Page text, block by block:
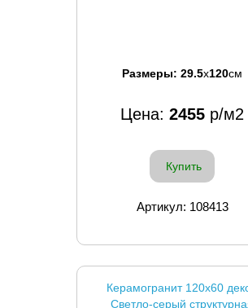
Размеры: 29.5x120см
Цена: 2455 р/м2
Купить
Артикул: 108413
Керамогранит 120x60
Светло-серый